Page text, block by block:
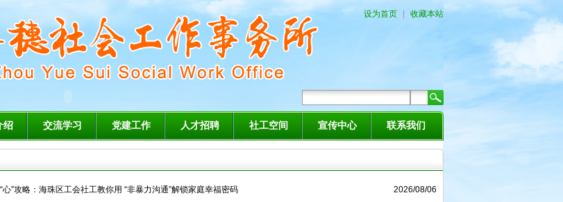
设为首页 收藏本站
绍 交流学习 党建工作 人才招聘 社工空间 宣传中心 联系我们
2026/08/06
心”攻略：海珠区工会社工教你用 “非暴力沟通”解锁家庭幸福密码